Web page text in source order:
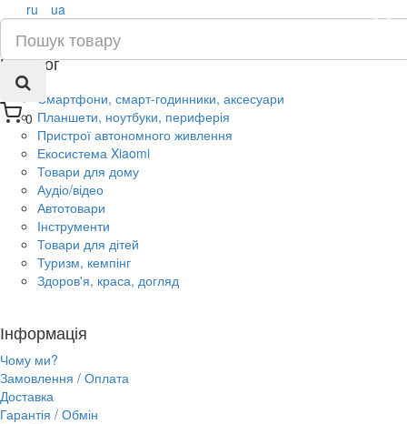
0
×
ru ua
Каталог
Смартфони, смарт-годинники, аксесуари
Планшети, ноутбуки, периферія
Пристрої автономного живлення
Екосистема Xiaomi
Товари для дому
Аудіо/відео
Автотовари
Інструменти
Товари для дітей
Туризм, кемпінг
Здоров'я, краса, догляд
Інформація
Чому ми?
Замовлення / Оплата
Доставка
Гарантія / Обмін